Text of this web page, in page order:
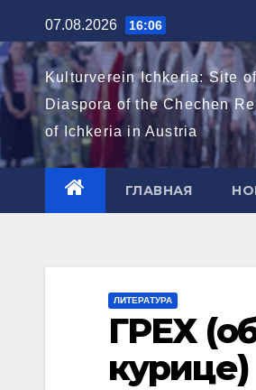
к
содержимому
07.08.2026 16:06
Kulturverein Ichkeria: Site
Diaspora of the Chechen
of Ichkeria in Austria
ГЛАВНАЯ
ЛИТЕРАТУРА
ГРЕХ
курице)